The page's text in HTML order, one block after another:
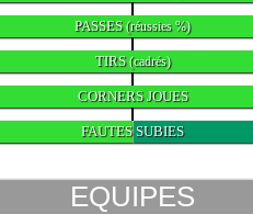
PASSES(réussies %)
TIRS(cadrés)
CORNERS JOUES
FAUTES SUBIES
EQUIPES